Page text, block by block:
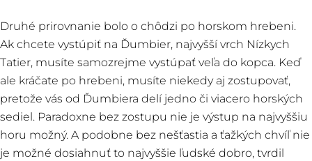
Druhé prirovnanie bolo o chôdzi po horskom hrebeni.
Ak chcete vystúpiť na Ďumbier, najvyšší vrch Nízkych
Tatier, musíte samozrejme vystúpať veľa do kopca. Keď
ale kráčate po hrebeni, musíte niekedy aj zostupovať,
pretože vás od Ďumbiera delí jedno či viacero horských
sediel. Paradoxne bez zostupu nie je výstup na najvyššiu
horu možný. A podobne bez nešťastia a ťažkých chvíľ nie
je možné dosiahnuť to najvyššie ľudské dobro, tvrdil